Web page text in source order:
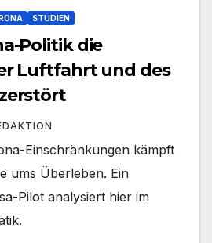
STUDIEN
Politik die
Luftfahrt und des
Einschränkungen kämpft
ums Überleben. Ein
Pilot analysiert hier im